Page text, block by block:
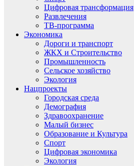
Цифровая трансформация
Развлечения
ТВ-программа
Экономика
Дороги и транспорт
ЖКХ и Строительство
Промышленность
Сельское хозяйство
Экология
Нацпроекты
Городская среда
Демография
Здравоохранение
Малый бизнес
Образование и Культура
Спорт
Цифровая экономика
Экология